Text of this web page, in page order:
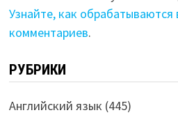
Узнайте, как
комментариев.
РУБРИКИ
Английский язык (445)